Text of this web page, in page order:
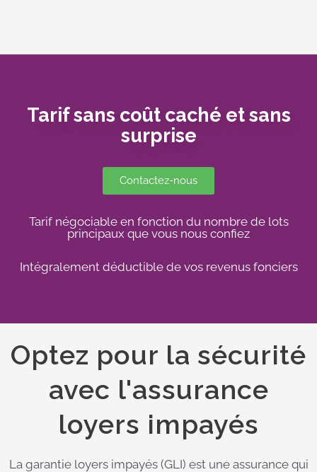
Tarif sans coût caché et sans
surprise
Contactez-nous
Tarif négociable en fonction du nombre de lots
principaux que vous nous confiez
Intégralement déductible de vos revenus fonciers
Optez pour la sécurité
avec l'assurance
loyers impayés
La garantie loyers impayés (GLI) est une assurance qui